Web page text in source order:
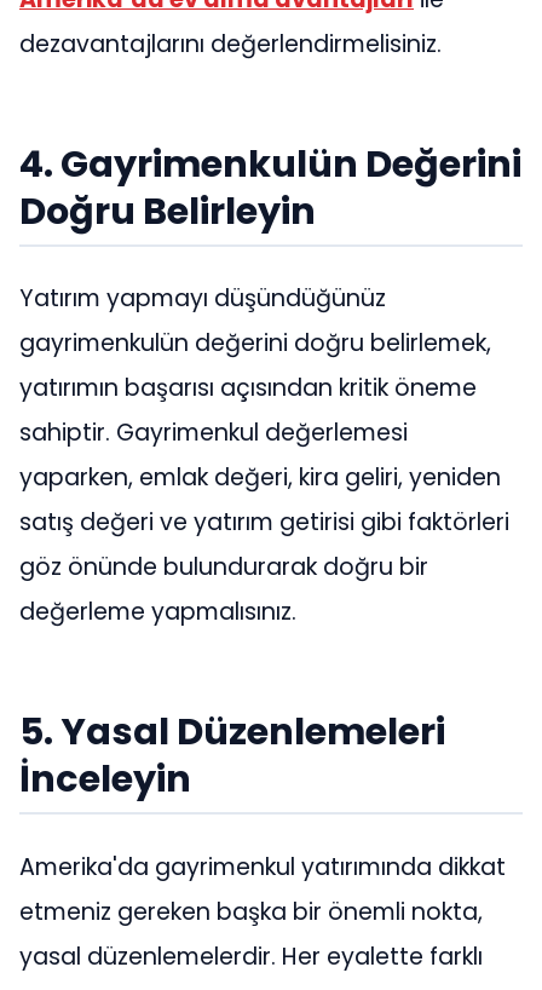
dezavantajlarını değerlendirmelisiniz.
4. Gayrimenkulün Değerini
Doğru Belirleyin
Yatırım yapmayı düşündüğünüz
gayrimenkulün değerini doğru belirlemek,
yatırımın başarısı açısından kritik öneme
sahiptir. Gayrimenkul değerlemesi
yaparken, emlak değeri, kira geliri, yeniden
satış değeri ve yatırım getirisi gibi faktörleri
göz önünde bulundurarak doğru bir
değerleme yapmalısınız.
5. Yasal Düzenlemeleri
İnceleyin
Amerika'da gayrimenkul yatırımında dikkat
etmeniz gereken başka bir önemli nokta,
yasal düzenlemelerdir. Her eyalette farklı